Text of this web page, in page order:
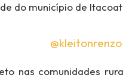
do município de
@kleitonrenzo
nas comunidades